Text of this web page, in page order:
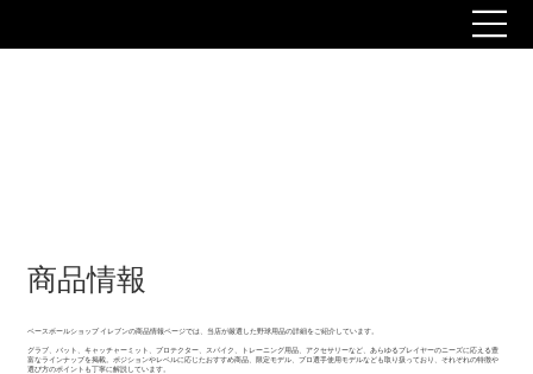
商品情報
ベースボールショップ イレブンの商品情報ページでは、当店が厳選した野球用品の詳細をご紹介しています。
グラブ、バット、キャッチャーミット、プロテクター、スパイク、トレーニング用品、アクセサリーなど、あらゆるプレイヤーのニーズに応える豊
富なラインナップを掲載。ポジションやレベルに応じたおすすめ商品、限定モデル、プロ選手使用モデルなども取り扱っており、それぞれの特徴や
選び方のポイントも丁寧に解説しています。